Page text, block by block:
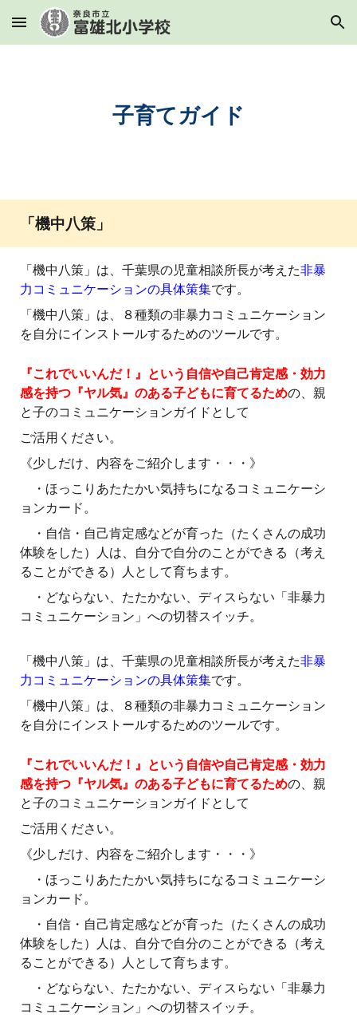
Skip to main content Skip to navigation
子育てガイド
「機中八策」
「機中八策」は、千葉県の児童相談所長が考えた非暴
力コミュニケーションの具体策集です。
「機中八策」は、８種類の非暴力コミュニケーション
を自分にインストールするためのツールです。
『これでいいんだ！』という自信や自己肯定感・効力
感を持つ『ヤル気』のある子どもに育てるための、親
と子のコミュニケーションガイドとして
ご活用ください。
《少しだけ、内容をご紹介します・・・》
・ほっこりあたたかい気持ちになるコミュニケーシ
ョンカード。
・自信・自己肯定感などが育った（たくさんの成功
体験をした）人は、自分で自分のことができる（考え
ることができる）人として育ちます。
・どならない、たたかない、ディスらない「非暴力
コミュニケーション」への切替スイッチ。
「機中八策」は、千葉県の児童相談所長が考えた非暴
力コミュニケーションの具体策集です。
「機中八策」は、８種類の非暴力コミュニケーション
を自分にインストールするためのツールです。
『これでいいんだ！』という自信や自己肯定感・効力
感を持つ『ヤル気』のある子どもに育てるための、親
と子のコミュニケーションガイドとして
ご活用ください。
《少しだけ、内容をご紹介します・・・》
・ほっこりあたたかい気持ちになるコミュニケーシ
ョンカード。
・自信・自己肯定感などが育った（たくさんの成功
体験をした）人は、自分で自分のことができる（考え
ることができる）人として育ちます。
・どならない、たたかない、ディスらない「非暴力
コミュニケーション」への切替スイッチ。